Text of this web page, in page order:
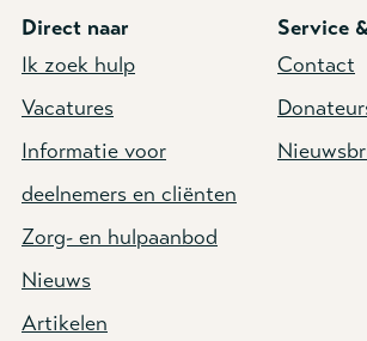
Direct naar
Ik zoek hulp
Vacatures
Informatie voor
deelnemers en cliënten
Zorg- en hulpaanbod
Nieuws
Artikelen
Service
Contact